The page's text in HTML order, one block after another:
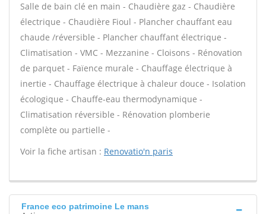
Salle de bain clé en main - Chaudière gaz - Chaudière
électrique - Chaudière Fioul - Plancher chauffant eau
chaude /réversible - Plancher chauffant électrique -
Climatisation - VMC - Mezzanine - Cloisons - Rénovation
de parquet - Faïence murale - Chauffage électrique à
inertie - Chauffage électrique à chaleur douce - Isolation
écologique - Chauffe-eau thermodynamique -
Climatisation réversible - Rénovation plomberie
complète ou partielle -
Voir la fiche artisan : Renovatio'n paris
France eco patrimoine Le mans